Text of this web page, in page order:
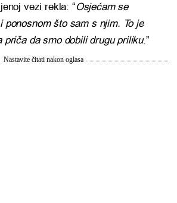
vezi rekla: “Osjećam se
ponosnom što sam s njim. To je
priča da smo dobili drugu priliku.”
Nastavite čitati nakon oglasa